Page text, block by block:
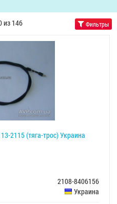
из 146 Фильтры
2115 (тяга-трос) Украина
2108-8406156
Украина